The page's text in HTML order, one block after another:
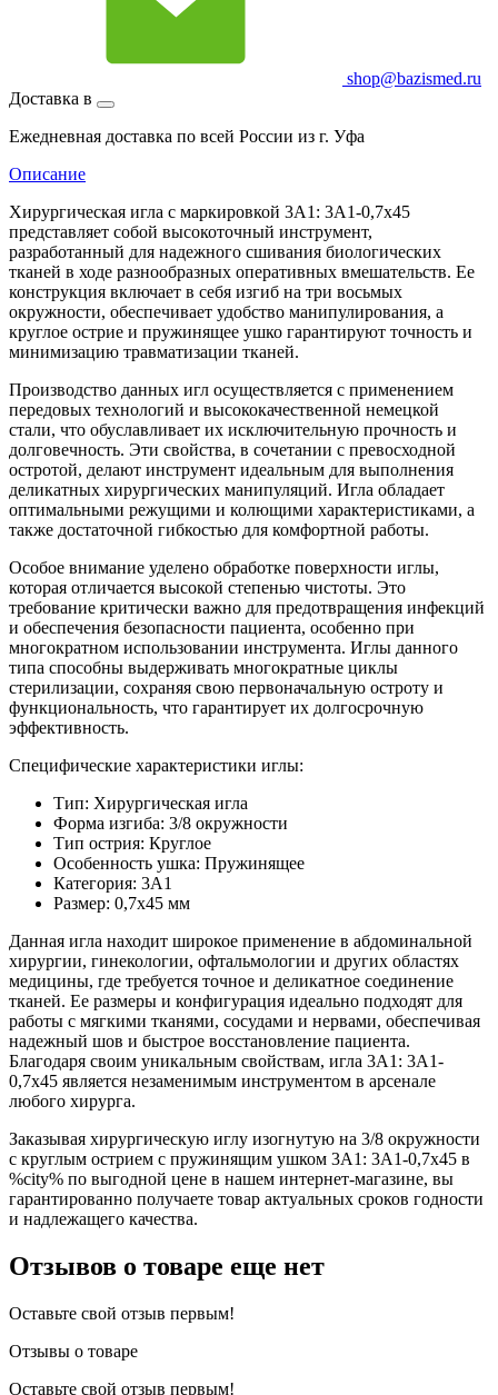
shop@bazismed.ru
Доставка в
Ежедневная доставка по всей России из г. Уфа
Описание
Хирургическая игла с маркировкой 3А1: 3А1-0,7х45
представляет собой высокоточный инструмент,
разработанный для надежного сшивания биологических
тканей в ходе разнообразных оперативных вмешательств. Ее
конструкция включает в себя изгиб на три восьмых
окружности, обеспечивает удобство манипулирования, а
круглое острие и пружинящее ушко гарантируют точность и
минимизацию травматизации тканей.
Производство данных игл осуществляется с применением
передовых технологий и высококачественной немецкой
стали, что обуславливает их исключительную прочность и
долговечность. Эти свойства, в сочетании с превосходной
остротой, делают инструмент идеальным для выполнения
деликатных хирургических манипуляций. Игла обладает
оптимальными режущими и колющими характеристиками, а
также достаточной гибкостью для комфортной работы.
Особое внимание уделено обработке поверхности иглы,
которая отличается высокой степенью чистоты. Это
требование критически важно для предотвращения инфекций
и обеспечения безопасности пациента, особенно при
многократном использовании инструмента. Иглы данного
типа способны выдерживать многократные циклы
стерилизации, сохраняя свою первоначальную остроту и
функциональность, что гарантирует их долгосрочную
эффективность.
Специфические характеристики иглы:
Тип: Хирургическая игла
Форма изгиба: 3/8 окружности
Тип острия: Круглое
Особенность ушка: Пружинящее
Категория: 3А1
Размер: 0,7х45 мм
Данная игла находит широкое применение в абдоминальной
хирургии, гинекологии, офтальмологии и других областях
медицины, где требуется точное и деликатное соединение
тканей. Ее размеры и конфигурация идеально подходят для
работы с мягкими тканями, сосудами и нервами, обеспечивая
надежный шов и быстрое восстановление пациента.
Благодаря своим уникальным свойствам, игла 3А1: 3А1-
0,7х45 является незаменимым инструментом в арсенале
любого хирурга.
Заказывая хирургическую иглу изогнутую на 3/8 окружности
с круглым острием с пружинящим ушком 3А1: 3А1-0,7х45 в
%city% по выгодной цене в нашем интернет-магазине, вы
гарантированно получаете товар актуальных сроков годности
и надлежащего качества.
Отзывов о товаре еще нет
Оставьте свой отзыв первым!
Отзывы о товаре
Оставьте свой отзыв первым!